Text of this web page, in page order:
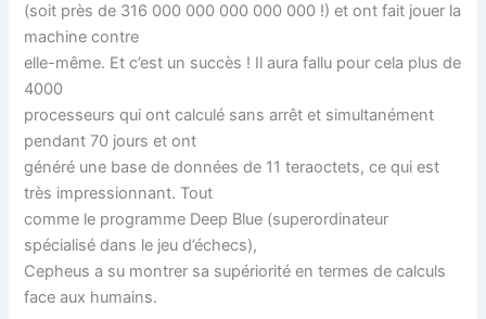
(soit près de 316 000 000 000 000 000 !) et ont fait jouer la
machine contre
elle-même. Et c’est un succès ! Il aura fallu pour cela plus de
4000
processeurs qui ont calculé sans arrêt et simultanément
pendant 70 jours et ont
généré une base de données de 11 teraoctets, ce qui est
très impressionnant. Tout
comme le programme Deep Blue (superordinateur
spécialisé dans le jeu d’échecs),
Cepheus a su montrer sa supériorité en termes de calculs
face aux humains.